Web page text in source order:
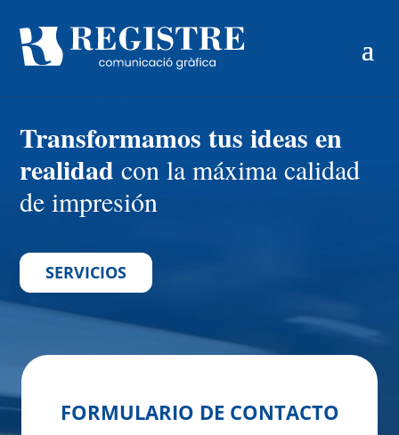
Transformamostus ideas en
realidadcon la máxima calidad
de impresión
SERVICIOS
FORMULARIO DE CONTACTO